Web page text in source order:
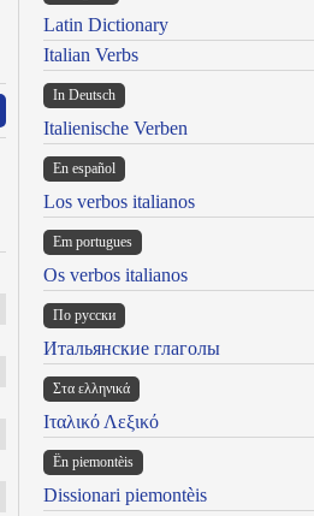
Latin Dictionary
Italian Verbs
In Deutsch
Italienische Verben
En español
Los verbos italianos
Em portugues
Os verbos italianos
По русски
Итальянские глаголы
Στα ελληνικά
Ιταλικό Λεξικό
Ën piemontèis
Dissionari piemontèis